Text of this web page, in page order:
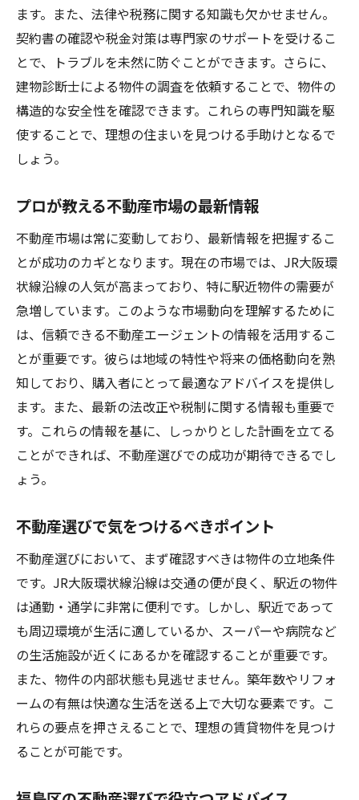
ます。また、法律や税務に関する知識も欠かせません。
契約書の確認や税金対策は専門家のサポートを受けるこ
とで、トラブルを未然に防ぐことができます。さらに、
建物診断士による物件の調査を依頼することで、物件の
構造的な安全性を確認できます。これらの専門知識を駆
使することで、理想の住まいを見つける手助けとなるで
しょう。
プロが教える不動産市場の最新情報
不動産市場は常に変動しており、最新情報を把握するこ
とが成功のカギとなります。現在の市場では、JR大阪環
状線沿線の人気が高まっており、特に駅近物件の需要が
急増しています。このような市場動向を理解するために
は、信頼できる不動産エージェントの情報を活用するこ
とが重要です。彼らは地域の特性や将来の価格動向を熟
知しており、購入者にとって最適なアドバイスを提供し
ます。また、最新の法改正や税制に関する情報も重要で
す。これらの情報を基に、しっかりとした計画を立てる
ことができれば、不動産選びでの成功が期待できるでし
ょう。
不動産選びで気をつけるべきポイント
不動産選びにおいて、まず確認すべきは物件の立地条件
です。JR大阪環状線沿線は交通の便が良く、駅近の物件
は通勤・通学に非常に便利です。しかし、駅近であって
も周辺環境が生活に適しているか、スーパーや病院など
の生活施設が近くにあるかを確認することが重要です。
また、物件の内部状態も見逃せません。築年数やリフォ
ームの有無は快適な生活を送る上で大切な要素です。こ
れらの要点を押さえることで、理想の賃貸物件を見つけ
ることが可能です。